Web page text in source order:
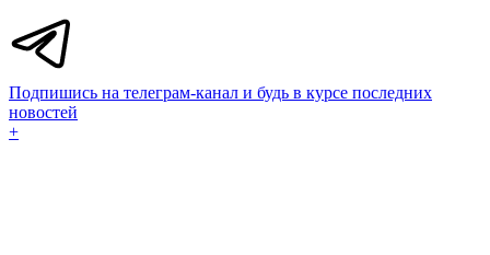
Подпишись на телеграм-канал и будь в курсе последних
новостей
+